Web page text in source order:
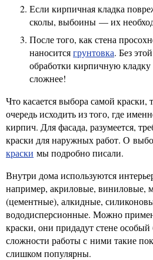
Если кирпичная кладка
сколы, выбоины — их
После того, как стена
наноситсягрунтовка. Без
обработки кирпичную кладку
сложнее!
Что касается выбора самой краски,
очередь исходить из того, где
кирпич. Для фасада, разумеется,
краски для наружных работ. О
краски мы подробно писали.
Внутри дома используются
например, акриловые, виниловые,
(цементные), алкидные,
вододисперсионные. Можно
краски, они придадут стене особый
сложности работы с ними такие
слишком популярны.